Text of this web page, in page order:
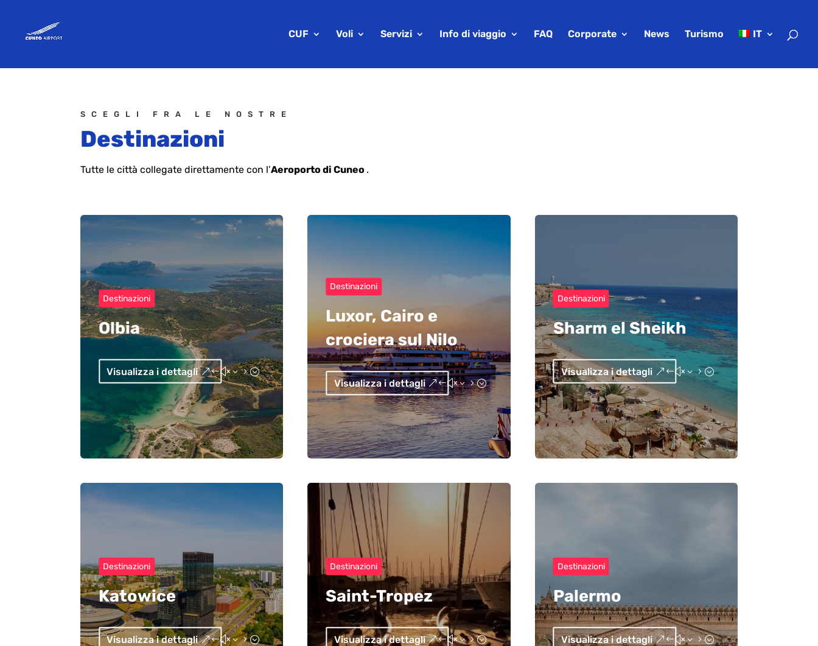
CUF Voli Servizi Info di viaggio FAQ Corporate News Turismo IT
SCEGLI FRA LE NOSTRE
Destinazioni
Tutte le città collegate direttamente con l’Aeroporto di Cuneo .
Destinazioni
Olbia
Visualizza i dettagli
Destinazioni
Luxor, Cairo e
crociera sul Nilo
Visualizza i dettagli
Destinazioni
Sharm el Sheikh
Visualizza i dettagli
Destinazioni
Katowice
Visualizza i dettagli
Destinazioni
Saint-Tropez
Visualizza i dettagli
Destinazioni
Palermo
Visualizza i dettagli